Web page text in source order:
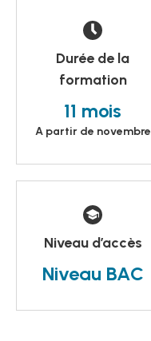
Durée de la
formation
11 mois
A partir de novembre
Niveau d’accès
Niveau BAC